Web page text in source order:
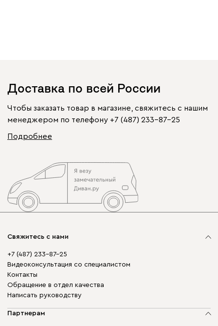
Доставка по всей России
Чтобы заказать товар в магазине, свяжитесь с нашим
менеджером по телефону +7 (487) 233-87-25
Подробнее
Свяжитесь с нами
+7 (487) 233-87-25
Видеоконсультация со специалистом
Контакты
Обращение в отдел качества
Написать руководству
Партнерам